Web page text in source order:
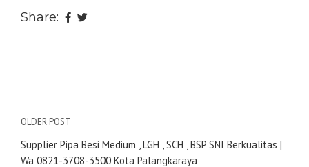
Share:
Navigasi
pos
OLDER POST
Supplier Pipa Besi Medium , LGH , SCH , BSP SNI Berkualitas |
Wa 0821-3708-3500 Kota Palangkaraya